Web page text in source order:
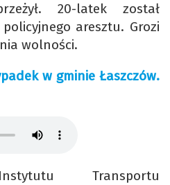
20-latek został
aresztu. Grozi
wolności.
w gminie Łaszczów.
Transportu